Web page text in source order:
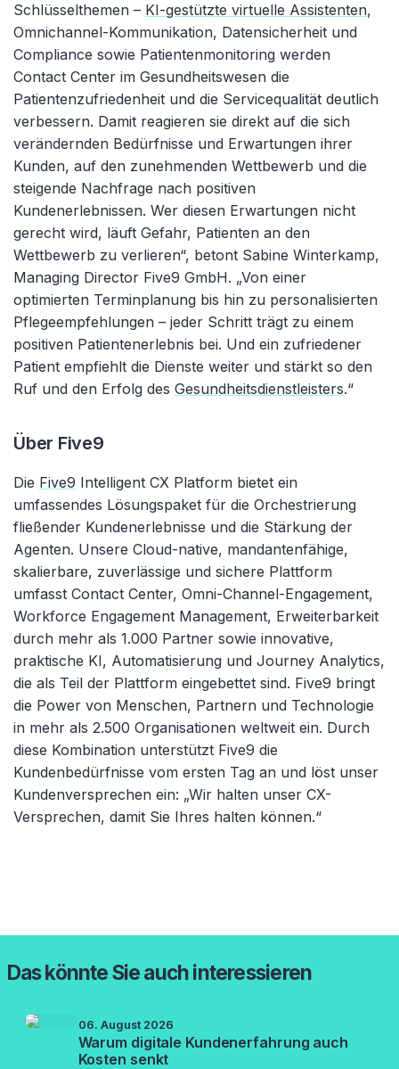
Schlüsselthemen – KI-gestützte virtuelle Assistenten,
Omnichannel-Kommunikation, Datensicherheit und
Compliance sowie Patientenmonitoring werden
Contact Center im Gesundheitswesen die
Patientenzufriedenheit und die Servicequalität deutlich
verbessern. Damit reagieren sie direkt auf die sich
verändernden Bedürfnisse und Erwartungen ihrer
Kunden, auf den zunehmenden Wettbewerb und die
steigende Nachfrage nach positiven
Kundenerlebnissen. Wer diesen Erwartungen nicht
gerecht wird, läuft Gefahr, Patienten an den
Wettbewerb zu verlieren“, betont Sabine Winterkamp,
Managing Director Five9 GmbH. „Von einer
optimierten Terminplanung bis hin zu personalisierten
Pflegeempfehlungen – jeder Schritt trägt zu einem
positiven Patientenerlebnis bei. Und ein zufriedener
Patient empfiehlt die Dienste weiter und stärkt so den
Ruf und den Erfolg des Gesundheitsdienstleisters.“
Über Five9
Die Five9 Intelligent CX Platform bietet ein
umfassendes Lösungspaket für die Orchestrierung
fließender Kundenerlebnisse und die Stärkung der
Agenten. Unsere Cloud-native, mandantenfähige,
skalierbare, zuverlässige und sichere Plattform
umfasst Contact Center, Omni-Channel-Engagement,
Workforce Engagement Management, Erweiterbarkeit
durch mehr als 1.000 Partner sowie innovative,
praktische KI, Automatisierung und Journey Analytics,
die als Teil der Plattform eingebettet sind. Five9 bringt
die Power von Menschen, Partnern und Technologie
in mehr als 2.500 Organisationen weltweit ein. Durch
diese Kombination unterstützt Five9 die
Kundenbedürfnisse vom ersten Tag an und löst unser
Kundenversprechen ein: „Wir halten unser CX-
Versprechen, damit Sie Ihres halten können.“
Das könnte Sie auch interessieren
06. August 2026
Warum digitale Kundenerfahrung auch
Kosten senkt